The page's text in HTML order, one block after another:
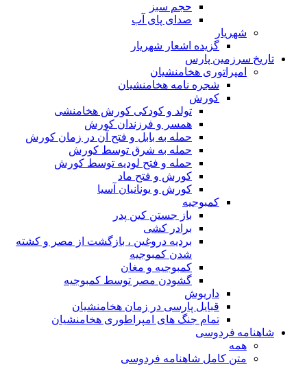
حجم سبز
صدای پای آب
شهریار
گزیده اشعار شهریار
تاریخ سرزمین پارس
امپراتوری هخامنشیان
شجره نامه هخامنشیان
کورش
تولد و کودکی کورش هخامنشی
همسر و فرزندان کورش
حمله به بابل و فتح آن در زمان کورش
حمله به شرق توسط کورش
حمله و فتح لودیه توسط کورش
کورش و فتح ماد
کورش و یونانیان آسیا
کمبوجیه
باز جستن کین پدر
برادر کشی
بردیه دروغین ، بازگشت از مصر و کشته
شدن کمبوجیه
کمبوجیه و مغان
گشودن مصر توسط کمبوجیه
داریوش
قبایل پارسی در زمان هخامنشیان
تمام جنگ های امپراطوری هخامنشیان
شاهنامه فردوسی
همه
متن کامل شاهنامه فردوسی